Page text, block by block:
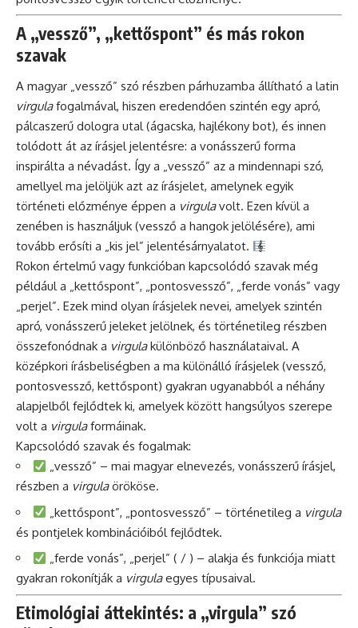
A „vessző”, „kettőspont” és más rokon
szavak
A magyar „vessző” szó részben párhuzamba állítható a latin
virgulafogalmával, hiszen eredendően szintén egy apró,
pálcaszerű dologra utal (ágacska, hajlékony bot), és innen
tolódott át az írásjel jelentésre: a vonásszerű forma
inspirálta a névadást. Így a „vessző” az a mindennapi szó,
amellyel ma jelöljük azt az írásjelet, amelynek egyik
történeti előzménye éppen a virgulavolt. Ezen kívül a
zenében is használjuk (vessző a hangok jelölésére), ami
tovább erősíti a „kis jel” jelentésárnyalatot.
Rokon értelmű vagy funkcióban kapcsolódó szavak még
például a „kettőspont”, „pontosvessző”, „ferde vonás” vagy
„perjel”. Ezek mind olyan írásjelek nevei, amelyek szintén
apró, vonásszerű jeleket jelölnek, és történetileg részben
összefonódnak a virgulakülönböző használataival. A
középkori írásbeliségben a ma különálló írásjelek (vessző,
pontosvessző, kettőspont) gyakran ugyanabból a néhány
alapjelből fejlődtek ki, amelyek között hangsúlyos szerepe
volt a virgulaformáinak.
Kapcsolódó szavak és fogalmak:
„vessző” – mai magyar elnevezés, vonásszerű írásjel,
részben a virgulaörököse.
„kettőspont”, „pontosvessző” – történetileg a virgula
és pontjelek kombinációiból fejlődtek.
„ferde vonás”, „perjel” ( / ) – alakja és funkciója miatt
gyakran rokonítják a virgulaegyes típusaival.
Etimológiai áttekintés: a „virgula” szó